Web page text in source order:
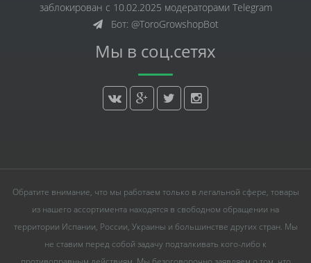
заблокирован с 10.02.2025 модераторами Telegram
Бот: @ToroGrowshopBot
Мы в соц.сетях
Обратите внимание, что мы работаем только в легальной сфере, товары
из нашего ассортимента находятся в свободном обращении на
территории Испании, России, Украины и большинстве других стран. Мы
не ставим перед собой задачу подталкивать кого-либо к